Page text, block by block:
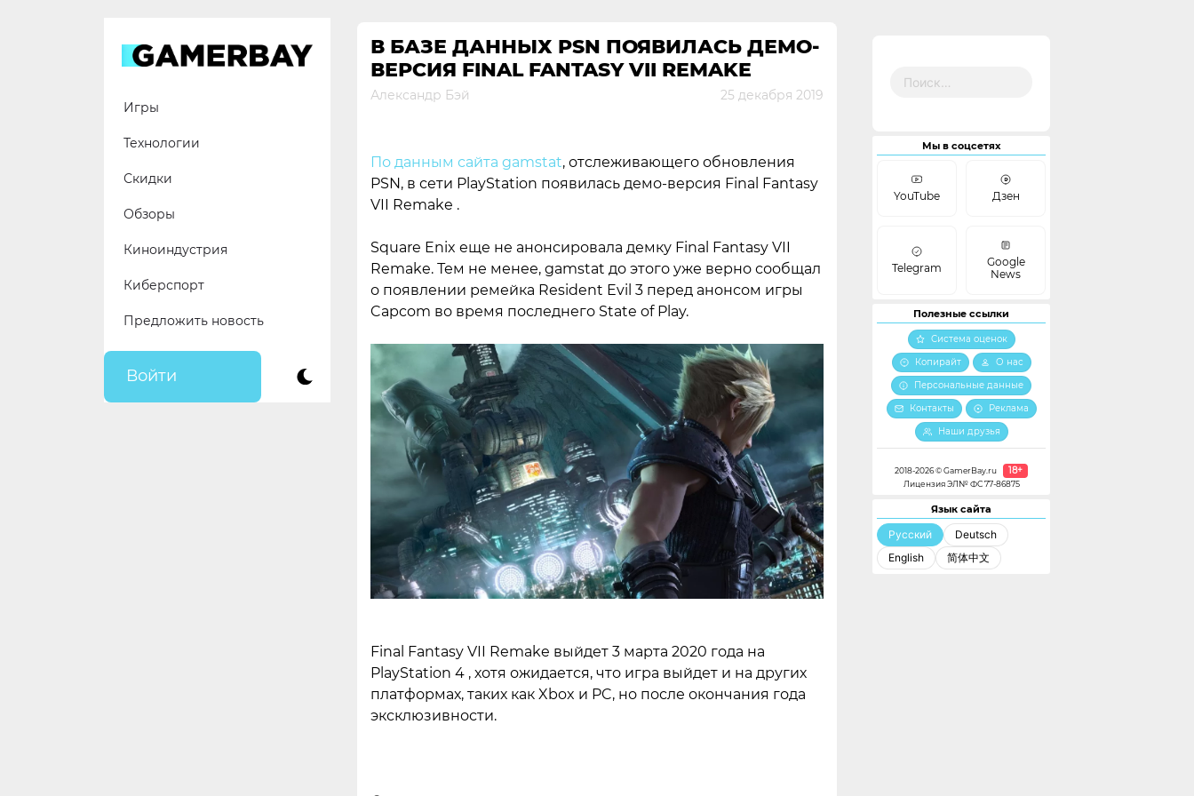
Игры
Технологии
Скидки
Обзоры
Киноиндустрия
Киберспорт
Предложить новость
Войти
В БАЗЕ ДАННЫХ PSN ПОЯВИЛАСЬ ДЕМО-
ВЕРСИЯ FINAL FANTASY VII REMAKE
Александр Бэй 25 декабря 2019
По данным сайта gamstat, отслеживающего обновления
PSN, в сети PlayStation появилась демо-версия Final Fantasy
VII Remake .
Square Enix еще не анонсировала демку Final Fantasy VII
Remake. Тем не менее, gamstat до этого уже верно сообщал
о появлении ремейка Resident Evil 3 перед анонсом игры
Capcom во время последнего State of Play.
Final Fantasy VII Remake выйдет 3 марта 2020 года на
PlayStation 4 , хотя ожидается, что игра выйдет и на других
платформах, таких как Xbox и PC, но после окончания года
эксклюзивности.
Мы в соцсетях
YouTube Дзен
Telegram
Google
News
Полезные ссылки
Система оценок
Копирайт
О нас
Персональные данные
Контакты
Реклама
Наши друзья
2018-2026 © GamerBay.ru 18+
Лицензия ЭЛ№ ФС 77-86875
Язык сайта
Русский
Deutsch
English
简体中文